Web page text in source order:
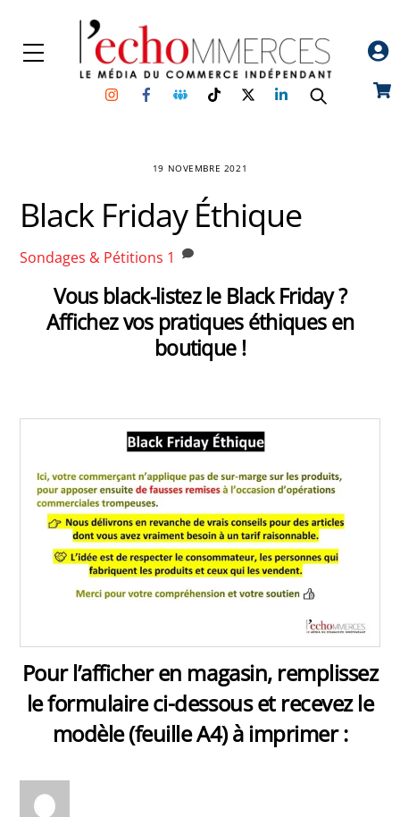
content
Menu
InstagramFacebookGroupe
Facebook
TikTokTwitterLinkedin
19 NOVEMBRE 2021
Black Friday Éthique
Sondages & Pétitions 1
Vous black-listez le Black Friday ?
Affichez vos pratiques éthiques en
boutique !
Pour l’afficher en magasin, remplissez
le formulaire ci-dessous et recevez le
modèle (feuille A4) à imprimer :